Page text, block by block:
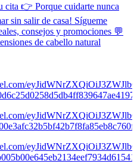
cita 👉 Porque cuidarte nunca
sin salir de casa! Sígueme
consejos y promociones 💬
de cabello natural